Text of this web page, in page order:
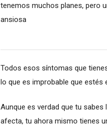
tenemos muchos planes, pero
ansiosa
Todos esos síntomas que
lo que es improbable que estés
Aunque es verdad que tu
afecta, tu ahora mismo tienes